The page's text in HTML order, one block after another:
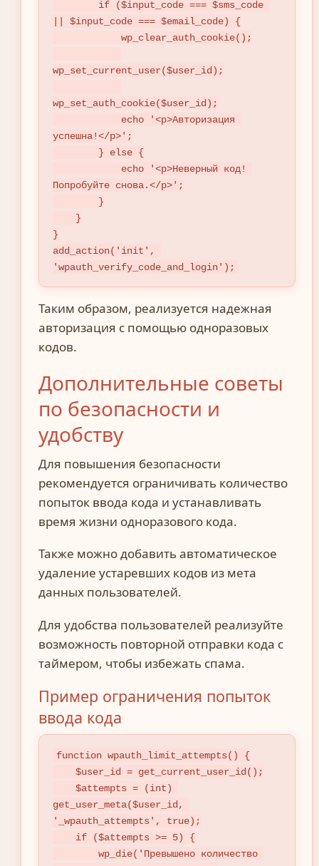
|| $input_code === $email_code) {
            wp_clear_auth_cookie();
wp_set_current_user($user_id);
wp_set_auth_cookie($user_id);
успешна!</p>';
Попробуйте снова.</p>';
}
add_action('init',
'wpauth_verify_code_and_login');
Таким образом, реализуется надежная
авторизация с помощью одноразовых
кодов.
Дополнительные советы
по безопасности и
удобству
Для повышения безопасности
рекомендуется ограничивать количество
попыток ввода кода и устанавливать
время жизни одноразового кода.
Также можно добавить автоматическое
удаление устаревших кодов из мета
данных пользователей.
Для удобства пользователей реализуйте
возможность повторной отправки кода с
таймером, чтобы избежать спама.
Пример ограничения попыток
ввода кода
function wpauth_limit_attempts() {
    $user_id = get_current_user_id();
    $attempts = (int)
get_user_meta($user_id,
'_wpauth_attempts', true);
        wp_die('Превышено количество